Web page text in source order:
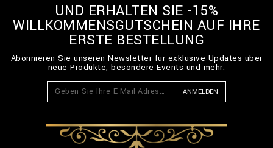
UND ERHALTEN SIE -15%
WILLKOMMENSGUTSCHEIN AUF IHRE
ERSTE BESTELLUNG
Abonnieren Sie unseren Newsletter für exklusive Updates über
neue Produkte, besondere Events und mehr.
ANMELDEN